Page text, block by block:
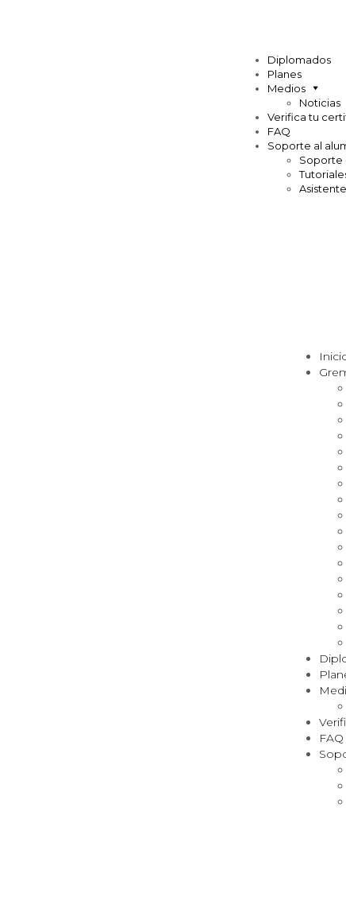
Diplomados
Planes
Medios
Noticias
Verifica tu
FAQ
Soporte al
Soporte
FAQ